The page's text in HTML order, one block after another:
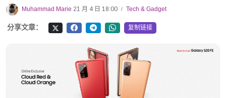
Muhammad Marie 21 月 4 日 18:00 / Tech & Gadget
分享文章： 复制链接